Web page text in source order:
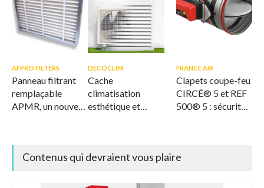
AFPRO FILTERS
Panneau filtrant
remplaçable
APMR, un nouveau
filtration durable
de l'air
DECOCLIM
Cache
climatisation
esthétique et
FRANCE AIR
Clapets coupe-feu
CIRCÉ® 5 et REF
500® 5 : sécurité
Contenus qui devraient vous plaire